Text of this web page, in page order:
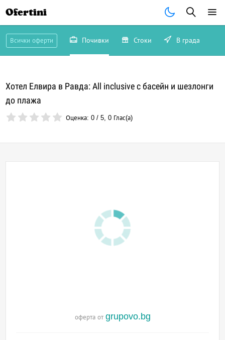
Ofertini
Всички оферти Почивки Стоки В града
Хотел Елвира в Равда: All inclusive с басейн и шезлонги
до плажа
Оценка:0 /5,0 Глас(а)
оферта от grupovo.bg